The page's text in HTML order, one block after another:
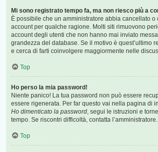
Mi sono registrato tempo fa, ma non riesco più a
È possibile che un amministratore abbia cancellato o
account per qualche ragione. Molti siti rimuovono
account degli utenti che non hanno mai inviato
grandezza del database. Se il motivo è quest’ultimo
e cerca di farti coinvolgere maggiormente nelle
Top
Ho perso la mia password!
Niente panico! La tua password non può essere
essere rigenerata. Per far questo vai nella pagina di
Ho dimenticato la password, segui le istruzioni e
tempo. Se riscontri difficoltà, contatta l’amministratore.
Top